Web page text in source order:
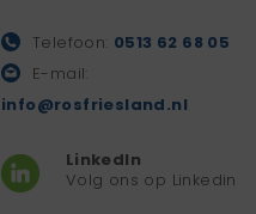
Telefoon: 0513 62 68 05
E-mail:
info@rosfriesland.nl
LinkedIn
Volg ons op Linkedin